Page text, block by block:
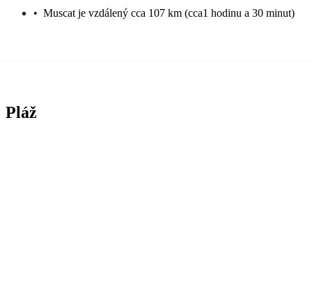
• Muscat je vzdálený cca 107 km (cca1 hodinu a 30 minut)
Pláž